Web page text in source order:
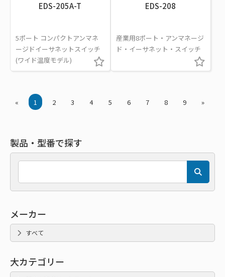
EDS-205A-T
5ポート コンパクトアンマネ
ージドイーサネットスイッチ
(ワイド温度モデル)
EDS-208
産業用8ポート・アンマネージ
ド・イーサネット・スイッチ
« 1 2 3 4 5 6 7 8 9 »
製品・型番で探す
メーカー
すべて
大カテゴリー